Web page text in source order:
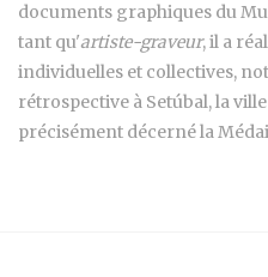
documents graphiques du
tant qu'artiste-graveur, il a
individuelles et collectives,
rétrospective à Setúbal, la
précisément décerné la